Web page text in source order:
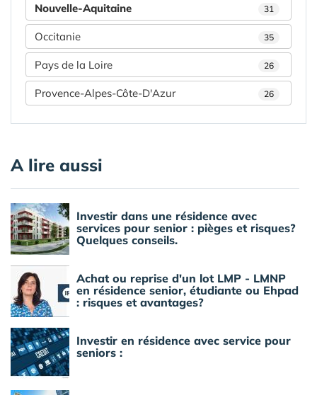
Nouvelle-Aquitaine 31
Occitanie 35
Pays de la Loire 26
Provence-Alpes-Côte-D'Azur 26
A lire aussi
Investir dans une résidence avec
services pour senior : pièges et risques?
Quelques conseils.
Achat ou reprise d'un lot LMP - LMNP
en résidence senior, étudiante ou Ehpad
: risques et avantages?
Investir en résidence avec service pour
seniors :